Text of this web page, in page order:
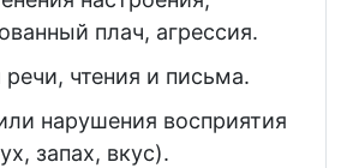
плач, агрессия.
чтения и письма.
нарушения восприятия
запах, вкус).